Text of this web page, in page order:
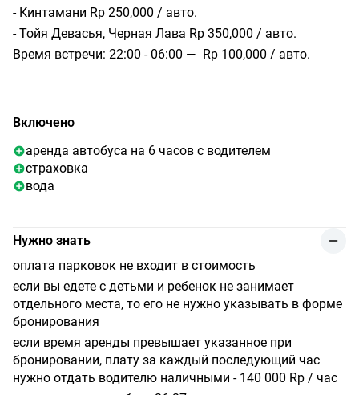
- Кинтамани Rp 250,000 / авто.
- Тойя Девасья, Черная Лава Rp 350,000 / авто.
Время встречи: 22:00 - 06:00 — Rp 100,000 / авто.
Включено
аренда автобуса на 6 часов с водителем
страховка
вода
Нужно знать
оплата парковок не входит в стоимость
если вы едете с детьми и ребенок не занимает
отдельного места, то его не нужно указывать в форме
бронирования
если время аренды превышает указанное при
бронировании, плату за каждый последующий час
нужно отдать водителю наличными - 140 000 Rp / час